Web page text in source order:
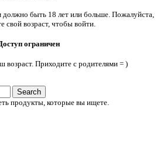
быть 18 лет или больше. Пожалуйста,
свой возраст, чтобы войти.
ограничен
возраст. Приходите с родителями = )
Search
продукты, которые вы ищете.